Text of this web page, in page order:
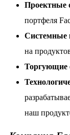
Проектные
портфеля
Системные
на
Торгующие
наш